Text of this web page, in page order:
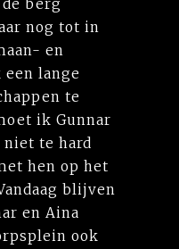
berg
nog tot in
en
een lange
te
ik Gunnar
niet te hard
hen op het
blijven
en Aina
ook